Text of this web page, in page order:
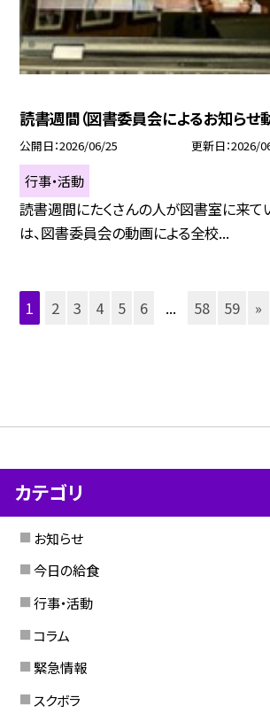
読書週間（図書委員会によるお知らせ
公開日 2026/06/25 更新日 2026/
行事・活動
読書週間にたくさんの人が図書室に来て
は、図書委員会の動画による全校...
1 2 3 4 5 6 ... 58 59 »
カテゴリ
お知らせ
今日の給食
行事・活動
コラム
緊急情報
スクボラ